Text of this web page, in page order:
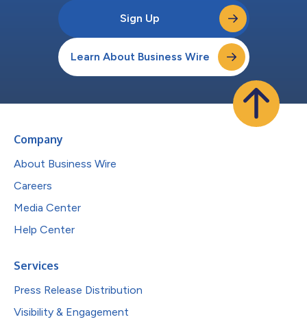
Sign Up
Learn About Business Wire
Company
About Business Wire
Careers
Media Center
Help Center
Services
Press Release Distribution
Visibility & Engagement